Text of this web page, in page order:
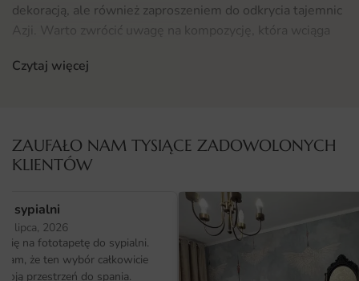
dekoracją, ale również zaproszeniem do odkrycia tajemnic
Azji. Warto zwrócić uwagę na kompozycję, która wciąga
symboliki i emocji.
wnętrzach. Idealnie pasuje do salonów, gdzie stanie się
centralnym punktem dekoracyjnym, przyciągając wzrok
gości. Może być także doskonałym elementem w sypialni,
wprowadzającym atmosferę spokoju i relaksu.
Dodatkowo, ten plakat świetnie sprawdzi się w
przestrzeniach komercyjnych, jak kawiarnie czy
restauracje, które pragną stworzyć niepowtarzalny klimat.
Czytaj więcej
ZAUFAŁO NAM TYSIĄCE ZADOWOLONYCH
KLIENTÓW
sypialni
lipca, 2026
się na fototapetę do sypialni.
że ten wybór całkowicie
przestrzeń do spania.